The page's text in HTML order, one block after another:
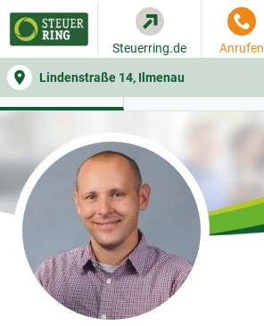
Lindenstraße 14, Ilmenau
Steuerring.de Anrufen
WER SIE BERÄT BEITRAGSRECHNER